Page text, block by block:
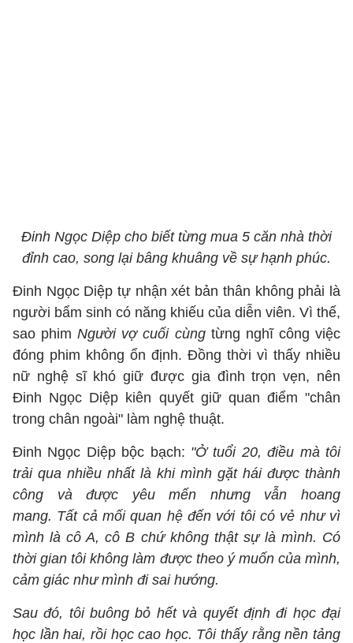
Đinh Ngọc Diệp cho biết từng mua 5 căn nhà thời
đỉnh cao, song lại bâng khuâng về sự hạnh phúc.
Đinh Ngọc Diệp tự nhận xét bản thân không phải là
người bẩm sinh có năng khiếu của diễn viên. Vì thế,
sao phimNgười vợ cuối cùng từng nghĩ công việc
đóng phim không ổn định. Đồng thời vì thấy nhiều
nữ nghệ sĩ khó giữ được gia đình trọn vẹn, nên
Đinh Ngọc Diệp kiên quyết giữ quan điểm "chân
trong chân ngoài" làm nghệ thuật.
Đinh Ngọc Diệp bộc bạch: "Ở tuổi 20, điều mà tôi
trải qua nhiều nhất là khi mình gặt hái được thành
công và được yêu mến nhưng vẫn hoang
mang. Tất cả mối quan hệ đến với tôi có vẻ như vì
mình là cô A, cô B chứ không thật sự là mình. Có
thời gian tôi không làm được theo ý muốn của mình,
cảm giác như mình đi sai hướng.
Sau đó, tôi buông bỏ hết và quyết định đi học đại
học lần hai, rồi học cao học. Tôi thấy rằng nền tảng